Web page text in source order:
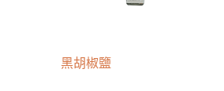
黑胡椒鹽